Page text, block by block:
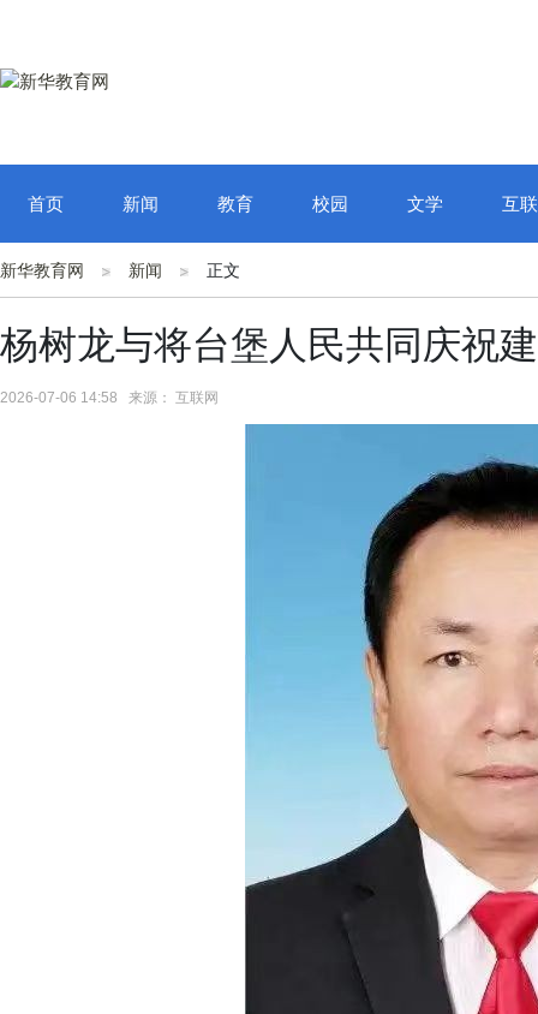
首页 新闻 教育 校园 文学 互
新华教育网 新闻 正文
杨树龙与将台堡人民共同庆祝
2026-07-06 14:58 来源： 互联网